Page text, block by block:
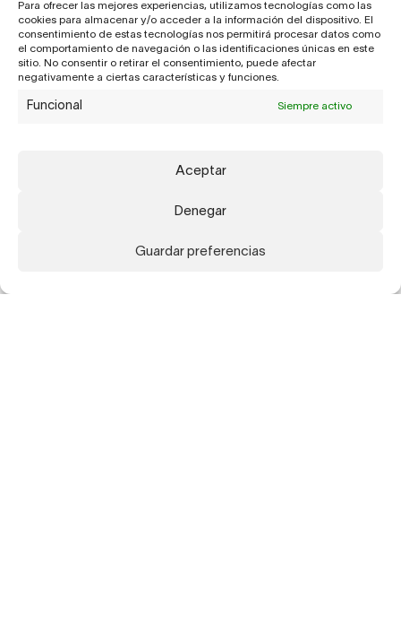
Para ofrecer las mejores experiencias, utilizamos tecnologías como las
cookies para almacenar y/o acceder a la información del dispositivo. El
consentimiento de estas tecnologías nos permitirá procesar datos como
el comportamiento de navegación o las identificaciones únicas en este
sitio. No consentir o retirar el consentimiento, puede afectar
negativamente a ciertas características y funciones.
Funcional Siempre activo
Aceptar
Denegar
Guardar preferencias